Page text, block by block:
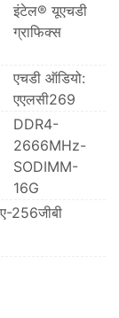
इंटेल® यूएचडी
ग्राफिक्स
एचडी ऑडियो:
एएलसी269
DDR4-
2666MHz-
SODIMM-
16G
256जीबी